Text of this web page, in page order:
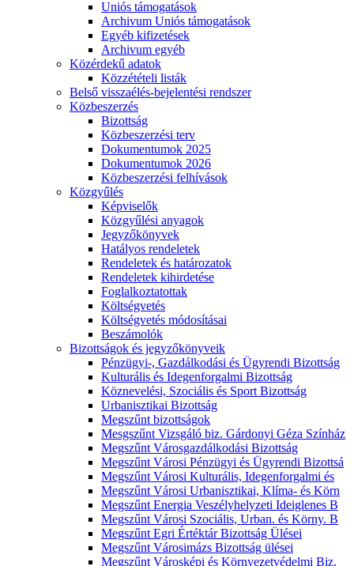
Uniós támogatások
Archivum Uniós támogatások
Egyéb kifizetések
Archivum egyéb
Közérdekű adatok
Közzétételi listák
Belső visszaélés-bejelentési rendszer
Közbeszerzés
Bizottság
Közbeszerzési terv
Dokumentumok 2025
Dokumentumok 2026
Közbeszerzési felhívások
Közgyűlés
Képviselők
Közgyűlési anyagok
Jegyzőkönyvek
Hatályos rendeletek
Rendeletek és határozatok
Rendeletek kihirdetése
Foglalkoztatottak
Költségvetés
Költségvetés módosításai
Beszámolók
Bizottságok és jegyzőkönyveik
Pénzügyi-, Gazdálkodási és Ügyrendi Bizottság
Kulturális és Idegenforgalmi Bizottság
Köznevelési, Szociális és Sport Bizottság
Urbanisztikai Bizottság
Megszűnt bizottságok
Mesgszűnt Vizsgáló biz. Gárdonyi Géza Színház
Megszűnt Városgazdálkodási Bizottság
Megszűnt Városi Pénzügyi és Ügyrendi Bizottsá
Megszűnt Városi Kulturális, Idegenforgalmi és
Megszűnt Városi Urbanisztikai, Klíma- és Körn
Megszűnt Energia Veszélyhelyzeti Ideiglenes B
Megszűnt Városi Szociális, Urban. és Körny. B
Megszűnt Egri Értéktár Bizottság Ülései
Megszűnt Városimázs Bizottság ülései
Megszűnt Városképi és Környezetvédelmi Biz.